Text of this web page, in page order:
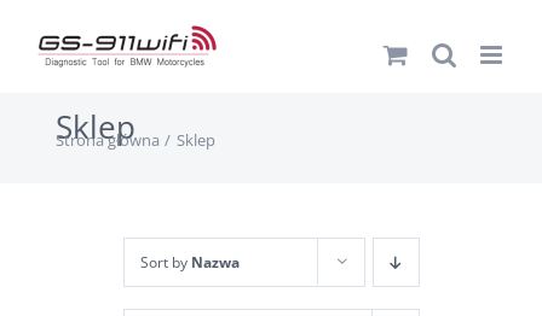
Sklep
Strona główna Sklep
Sort by Nazwa